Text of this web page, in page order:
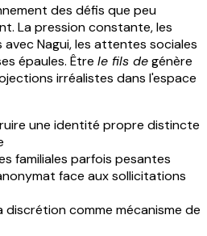
des défis que peu
La pression constante, les
Nagui, les attentes sociales
épaules. Être le fils degénère
irréalistes dans l'espace
une identité propre distincte
familiales parfois pesantes
face aux sollicitations
discrétion comme mécanisme de